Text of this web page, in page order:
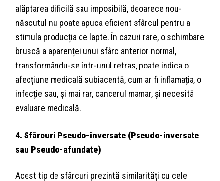
alăptarea dificilă sau imposibilă, deoarece nou-
născutul nu poate apuca eficient sfârcul pentru a
stimula producția de lapte. În cazuri rare, o schimbare
bruscă a aparenței unui sfârc anterior normal,
transformându-se într-unul retras, poate indica o
afecțiune medicală subiacentă, cum ar fi inflamația, o
infecție sau, și mai rar, cancerul mamar, și necesită
evaluare medicală.
4. Sfârcuri Pseudo-inversate (Pseudo-inversate
sau Pseudo-afundate)
Acest tip de sfârcuri prezintă similarități cu cele